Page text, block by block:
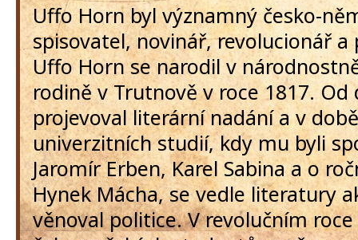
Uffo Horn byl významný česko-
spisovatel, novinář, revolucionář a
Uffo Horn se narodil v
rodině v Trutnově v roce 1817. Od
projevoval literární nadání a v
univerzitních studií, kdy mu byli
Jaromír Erben, Karel Sabina a o
Hynek Mácha, se vedle literatury
věnoval politice. V revolučním